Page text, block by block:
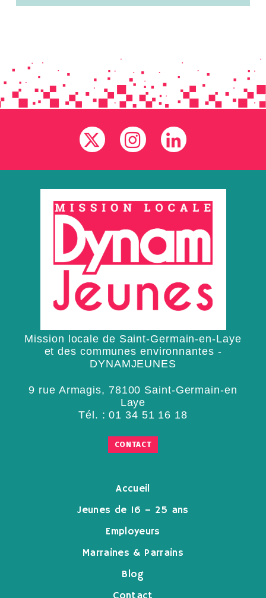
Mission locale de Saint-Germain-en-Laye
et des communes environnantes -
DYNAMJEUNES
9 rue Armagis, 78100 Saint-Germain-en
Laye
Tél. :01 34 51 16 18
CONTACT
Accueil
Jeunes de 16 – 25 ans
Employeurs
Marraines & Parrains
Blog